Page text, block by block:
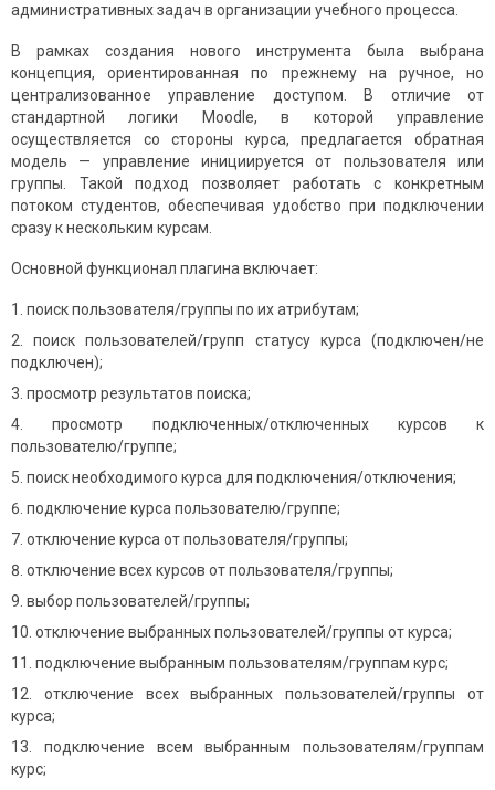
административных задач в организации учебного процесса.
В рамках создания нового инструмента была выбрана
концепция, ориентированная по прежнему на ручное, но
централизованное управление доступом. В отличие от
стандартной логики Moodle, в которой управление
осуществляется со стороны курса, предлагается обратная
модель — управление инициируется от пользователя или
группы. Такой подход позволяет работать с конкретным
потоком студентов, обеспечивая удобство при подключении
сразу к нескольким курсам.
Основной функционал плагина включает:
поиск пользователя/группы по их атрибутам;
поиск пользователей/групп статусу курса (подключен/не
подключен);
просмотр результатов поиска;
просмотр подключенных/отключенных курсов к
пользователю/группе;
поиск необходимого курса для подключения/отключения;
подключение курса пользователю/группе;
отключение курса от пользователя/группы;
отключение всех курсов от пользователя/группы;
выбор пользователей/группы;
отключение выбранных пользователей/группы от курса;
подключение выбранным пользователям/группам курс;
отключение всех выбранных пользователей/группы от
курса;
подключение всем выбранным пользователям/группам
курс;